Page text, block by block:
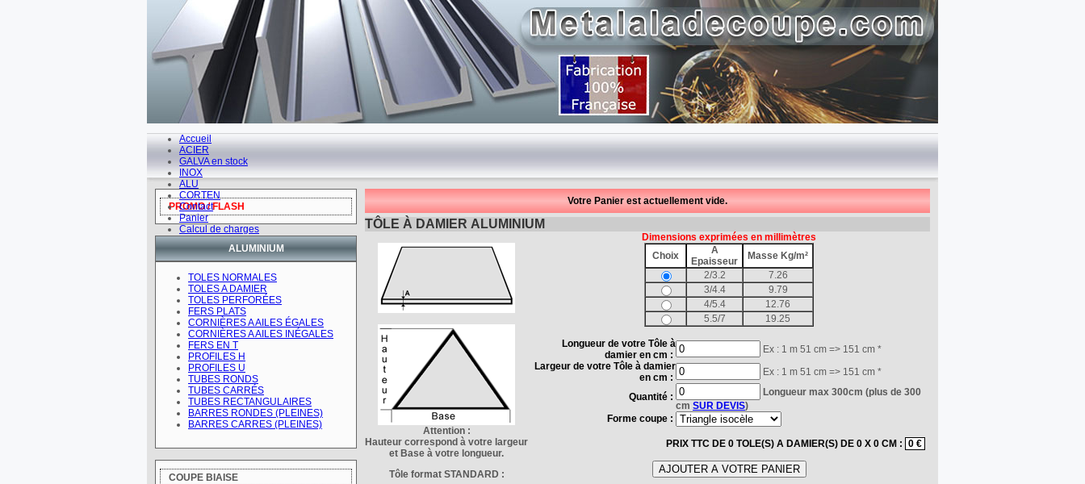
Accueil
ACIER
GALVA en stock
INOX
ALU
CORTEN
Contact
Panier
Calcul de charges
PROMO / FLASH
ALUMINIUM
TOLES NORMALES
TOLES A DAMIER
TOLES PERFORÉES
FERS PLATS
CORNIÈRES A AILES ÉGALES
CORNIÈRES A AILES INÉGALES
FERS EN T
PROFILES H
PROFILES U
TUBES RONDS
TUBES CARRÉS
TUBES RECTANGULAIRES
BARRES RONDES (PLEINES)
BARRES CARRES (PLEINES)
COUPE BIAISE
Votre Panier est actuellement vide.
TÔLE À DAMIER ALUMINIUM
Attention :
Hauteur correspond à votre largeur
et Base à votre longueur.
Tôle format STANDARD :
Dimensions exprimées en millimètres
Choix
A
Epaisseur
Masse Kg/m²
2/3.2
7.26
3/4.4
9.79
4/5.4
12.76
5.5/7
19.25
Longueur de votre Tôle à
damier en cm :
Ex : 1 m 51 cm => 151 cm *
Largeur de votre Tôle à damier
en cm :
Ex : 1 m 51 cm => 151 cm *
Quantité :
Longueur max 300cm (plus de 300
cm SUR DEVIS)
Forme coupe :
PRIX TTC DE 0 TOLE(S) A DAMIER(S) DE 0 X 0 CM : 0 €